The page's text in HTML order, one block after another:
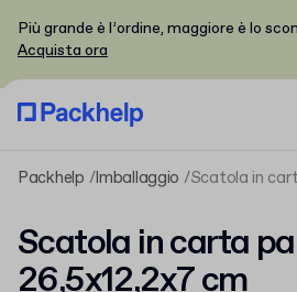
Più grande è l’ordine, maggiore è lo
Acquista ora
Packhelp Imballaggio Scatola in
Scatola in carta
26,5x12,2x7 cm